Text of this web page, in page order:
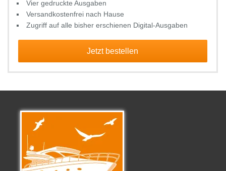
Vier gedruckte Ausgaben
Versandkostenfrei nach Hause
Zugriff auf alle bisher erschienen Digital-Ausgaben
Jetzt bestellen